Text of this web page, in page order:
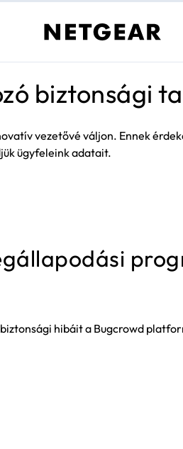
biztonsági
vezetővé váljon. Ennek
ügyfeleink adatait.
hibáit a Bugcrowd